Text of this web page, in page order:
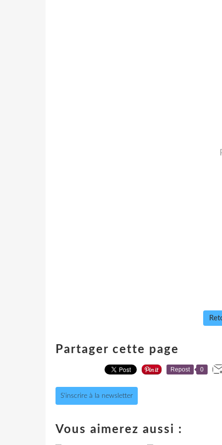
Partager cette page
Repost 0
S'inscrire à la newsletter
Vous aimerez aussi :